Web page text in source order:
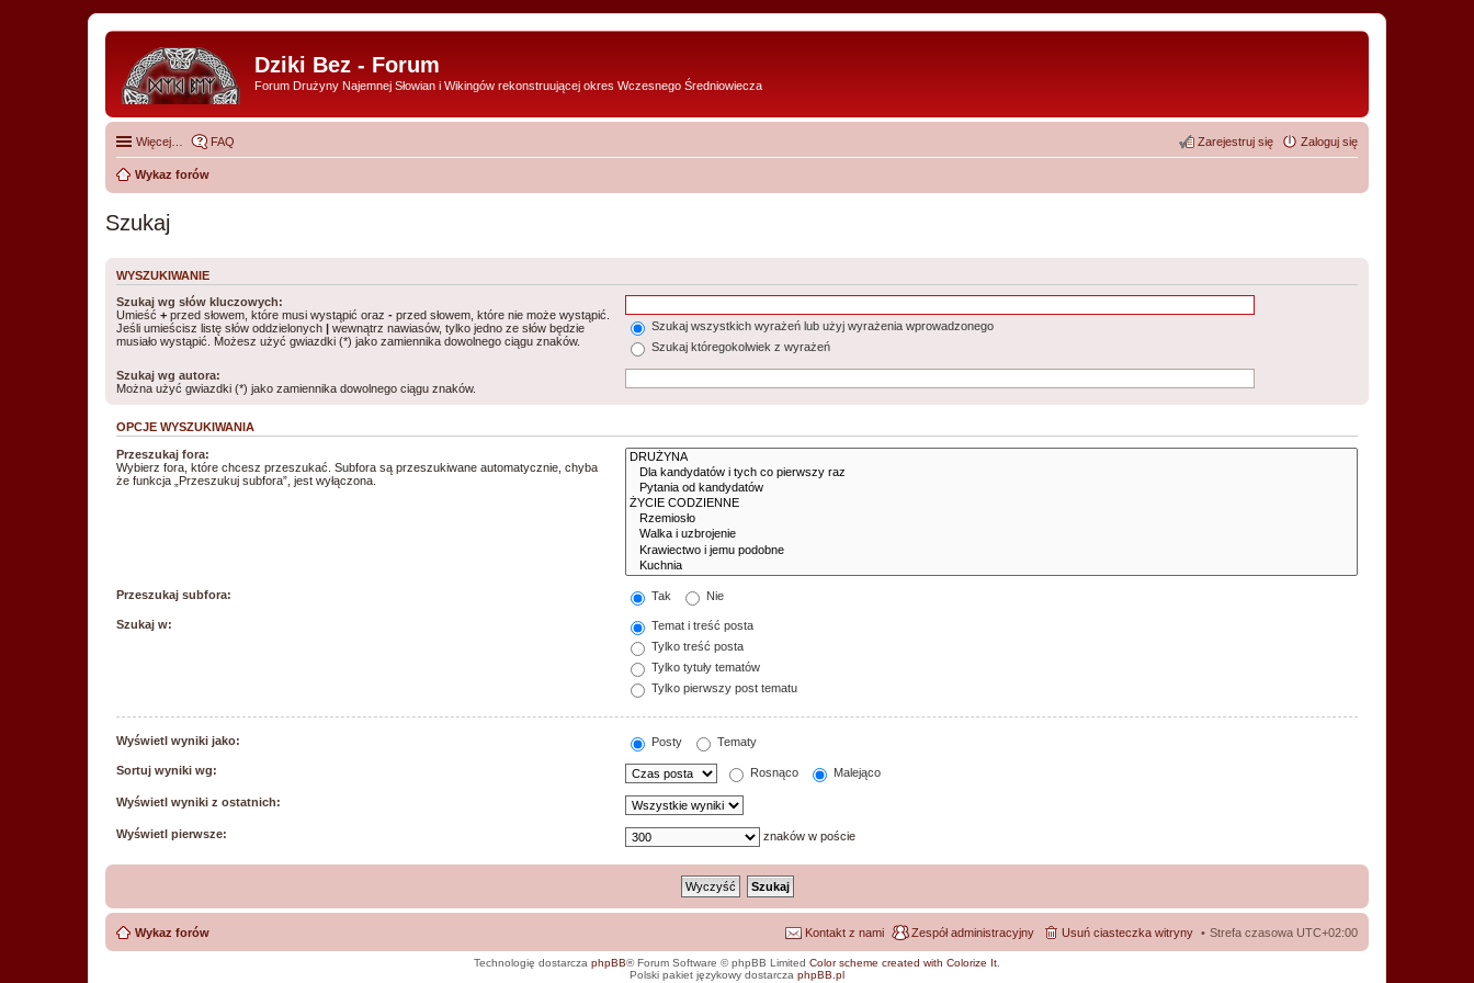
Dziki Bez - Forum
Forum Drużyny Najemnej Słowian i Wikingów rekonstruującej okres Wczesnego Średniowiecza
Więcej… FAQ Zaloguj się
Zarejestruj się
Wykaz forów
Szukaj
WYSZUKIWANIE
Szukaj wg słów kluczowych:
Umieść + przed słowem, które musi wystąpić oraz - przed słowem, które nie może wystąpić.
Jeśli umieścisz listę słów oddzielonych | wewnątrz nawiasów, tylko jedno ze słów będzie
musiało wystąpić. Możesz użyć gwiazdki (*) jako zamiennika dowolnego ciągu znaków.
Szukaj wszystkich wyrażeń lub użyj wyrażenia wprowadzonego
Szukaj któregokolwiek z wyrażeń
Szukaj wg autora:
Można użyć gwiazdki (*) jako zamiennika dowolnego ciągu znaków.
OPCJE WYSZUKIWANIA
Przeszukaj fora:
Wybierz fora, które chcesz przeszukać. Subfora są przeszukiwane automatycznie, chyba
że funkcja „Przeszukuj subfora”, jest wyłączona.
Przeszukaj subfora: Tak Nie
Szukaj w:
Temat i treść posta
Tylko treść posta
Tylko tytuły tematów
Tylko pierwszy post tematu
Wyświetl wyniki jako: Posty Tematy
Sortuj wyniki wg: Rosnąco Malejąco
Wyświetl wyniki z ostatnich:
Wyświetl pierwsze: znaków w poście
Wykaz forów Strefa czasowa UTC+02:00
Usuń ciasteczka witryny
Zespół administracyjny
Kontakt z nami
Technologię dostarcza phpBB® Forum Software © phpBB Limited Color scheme created with Colorize It
Polski pakiet językowy dostarcza phpBB.pl